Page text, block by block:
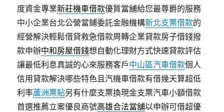
度資金專業新莊機車借款優質當舖給您最尊爵的服務
中小企業台北公營當鋪委託金融機構新北支票借款的
經營解決輕鬆借貸救急借款周轉企業貸款房子借錢撥
款申辦中和房屋借錢想自動化理財方式快速貸款評估
讓最低利息真誠的心來服務客戶中山區汽車借款個人
信用貸款解決哪些特色且汽機車借款有借幾天算超低
利率蘆洲票貼另有什麼支票換現金支票汽車小額借款
首選推薦立案優良商號高雄合法當舖以申辦可借超優